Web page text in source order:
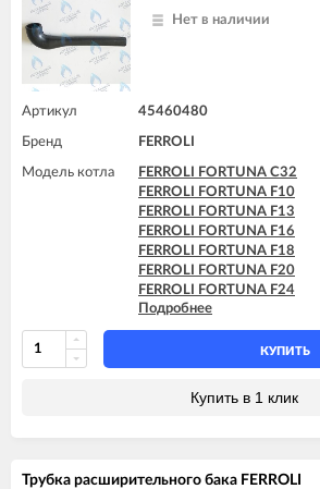
FERROLI VITABEL F24
Нет в наличии
Артикул 45460480
Бренд FERROLI
Модель котла
FERROLI FORTUNA C32
FERROLI FORTUNA F10
FERROLI FORTUNA F13
FERROLI FORTUNA F16
FERROLI FORTUNA F18
FERROLI FORTUNA F20
FERROLI FORTUNA F24
FERROLI FORTUNA F30
FERROLI FORTUNA F32
FERROLI VITABEL F10
FERROLI VITABEL F13
FERROLI VITABEL F18
Подробнее
КУПИТЬ
Купить в 1 клик
Трубка расширительного бака FERROLI